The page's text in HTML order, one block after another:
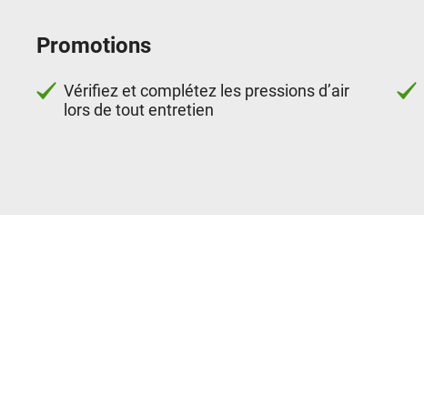
Promotions
Vérifiez et complétez les pressions d’air
lors de tout entretien